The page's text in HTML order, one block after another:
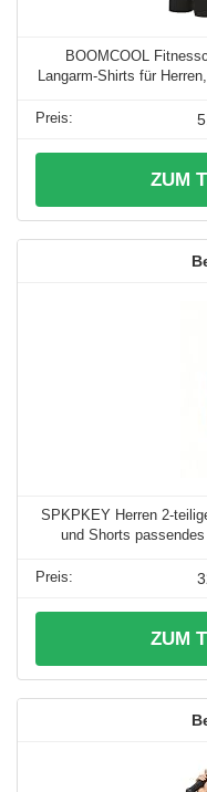
BOOMCOOL
Langarm-Shirts für
ZUM
SPKPKEY Herren 2-
und Shorts
ZUM